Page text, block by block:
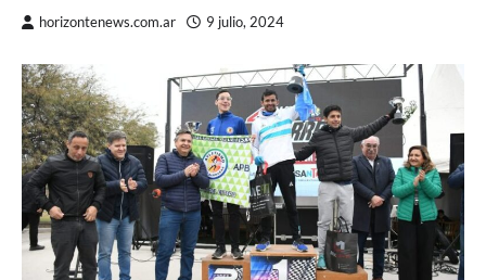
horizontenews.com.ar 9 julio, 2024